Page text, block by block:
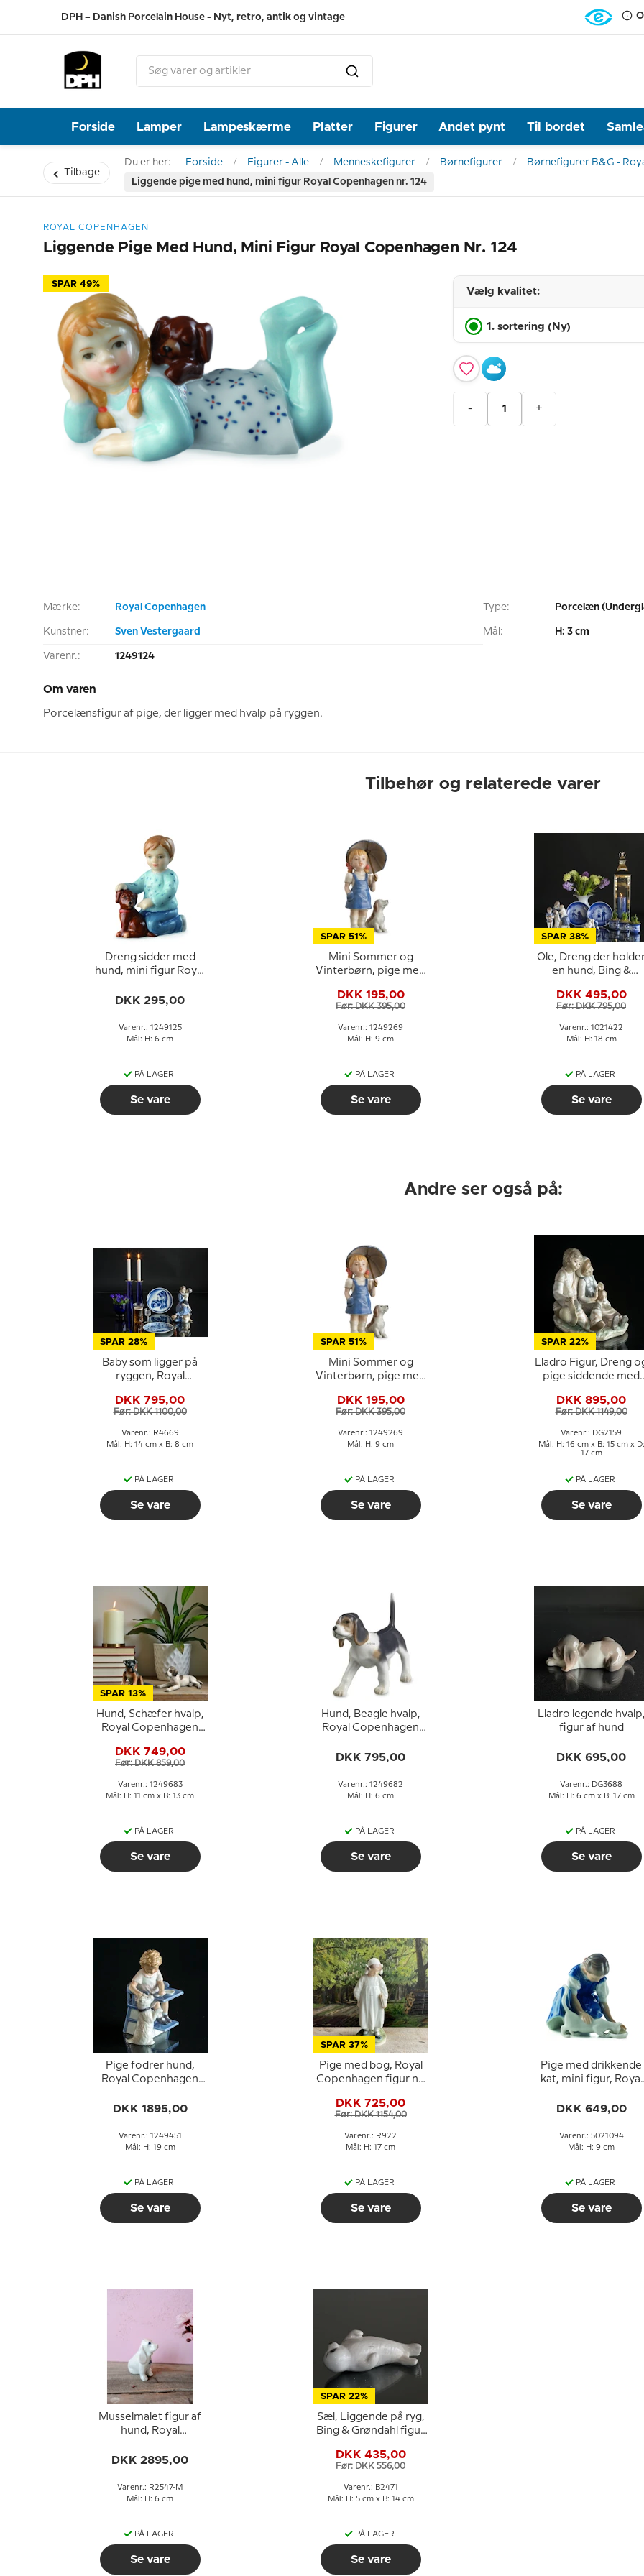
DPH – Danish Porcelain House - Nyt, retro, antik og vintage
Forside Lamper Lampeskærme Platter Figurer Andet pynt Til bordet
Tilbage
Du er her: Forside Figurer - Alle Menneskefigurer Børnefigurer
Børnefigurer B&G -
Liggende pige med hund, mini figur Royal Copenhagen nr. 124
ROYAL COPENHAGEN
Liggende Pige Med Hund, Mini Figur Royal Copenhagen Nr. 124
SPAR 49%
Vælg kvalitet:
1. sortering (Ny)
- +
Mærke: Royal Copenhagen
Kunstner: Sven Vestergaard
Varenr.: 1249124
Type: Porcelæn
Mål: H: 3 cm
Om varen
Porcelænsfigur af pige, der ligger med hvalp på ryggen.
Tilbehør og relaterede varer
Dreng sidder med
hund, mini figur Royal
DKK 295,00
Varenr.: 1249125
Mål: H: 6 cm
PÅ LAGER
Se vare
SPAR 51%
Mini Sommer og
Vinterbørn, pige med
Copenhagen figur nr.
269
DKK 195,00
Før: DKK 395,00
Varenr.: 1249269
Mål: H: 9 cm
PÅ LAGER
Se vare
SPAR 38%
Ole, Dreng der
en hund, Bing &
eller 422
DKK 495,00
Før: DKK 795,00
Varenr.: 1021422
Mål: H: 18 cm
PÅ LAGER
Se vare
Andre ser også på:
SPAR 28%
Baby som ligger på
ryggen, Royal
4669
DKK 795,00
Før: DKK 1100,00
Varenr.: R4669
Mål: H: 14 cm x B: 8 cm
PÅ LAGER
Se vare
SPAR 51%
Mini Sommer og
Vinterbørn, pige med
Copenhagen figur nr.
269
DKK 195,00
Før: DKK 395,00
Varenr.: 1249269
Mål: H: 9 cm
PÅ LAGER
Se vare
SPAR 22%
Lladro Figur, Dreng
pige siddende med
DKK 895,00
Før: DKK 1149,00
Varenr.: DG2159
Mål: H: 16 cm x B: 15 cm x D:
17 cm
PÅ LAGER
Se vare
SPAR 13%
Hund, Schæfer hvalp,
Royal Copenhagen
DKK 749,00
Før: DKK 859,00
Varenr.: 1249683
Mål: H: 11 cm x B: 13 cm
PÅ LAGER
Se vare
Hund, Beagle hvalp,
Royal Copenhagen
DKK 795,00
Varenr.: 1249682
Mål: H: 6 cm
PÅ LAGER
Se vare
Lladro legende
figur af hund
DKK 695,00
Varenr.: DG3688
Mål: H: 6 cm x B: 17 cm
PÅ LAGER
Se vare
Pige fodrer hund,
Royal Copenhagen
DKK 1895,00
Varenr.: 1249451
Mål: H: 19 cm
PÅ LAGER
Se vare
SPAR 37%
Pige med bog, Royal
Copenhagen figur nr.
DKK 725,00
Før: DKK 1154,00
Varenr.: R922
Mål: H: 17 cm
PÅ LAGER
Se vare
Pige med drikkende
kat, mini figur, Royal
094
DKK 649,00
Varenr.: 5021094
Mål: H: 9 cm
PÅ LAGER
Se vare
Musselmalet figur af
hund, Royal
2547
DKK 2895,00
Varenr.: R2547-M
Mål: H: 6 cm
PÅ LAGER
Se vare
SPAR 22%
Sæl, Liggende på ryg,
Bing & Grøndahl figur
DKK 435,00
Før: DKK 556,00
Varenr.: B2471
Mål: H: 5 cm x B: 14 cm
PÅ LAGER
Se vare